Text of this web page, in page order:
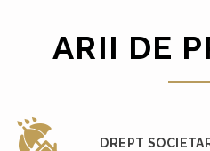
ARII DE
DREPT